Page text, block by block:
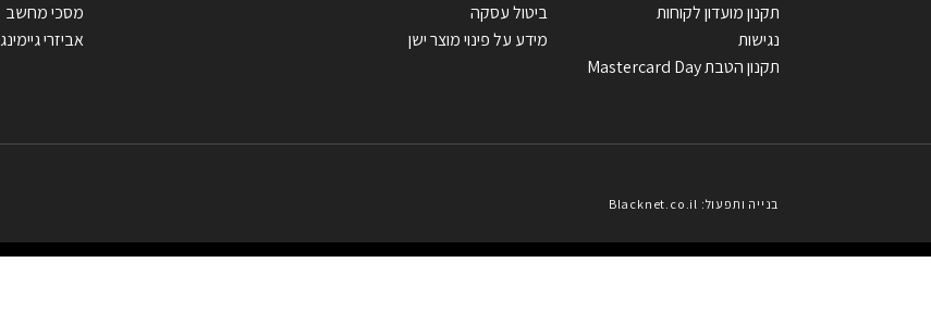
תקנון מועדון לקוחות
נגישות
תקנון הטבת Mastercard Day
ביטול עסקה
מידע על פינוי מוצר ישן
מסכי מחשב
אביזרי גיימינג
בנייה ותפעול: Blacknet.co.il